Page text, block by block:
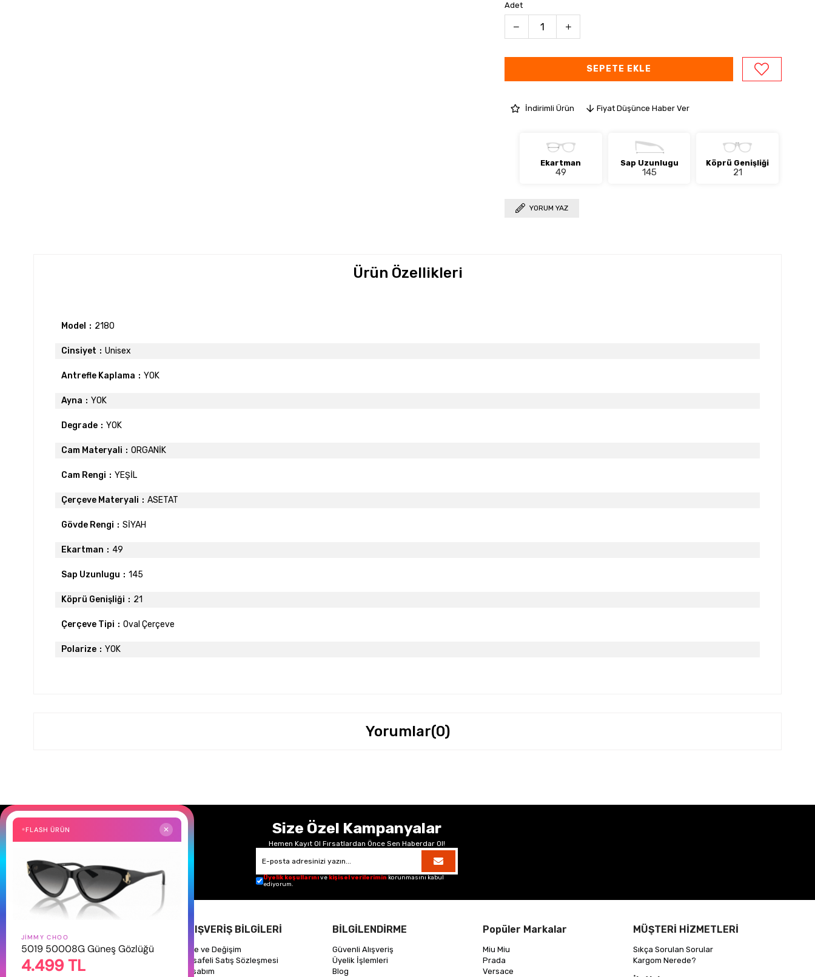
Adet
İndirimli Ürün Fiyat Düşünce Haber Ver
Ekartman
49
Sap Uzunlugu
145
Köprü Genişliği
21
YORUM YAZ
Ürün Özellikleri
Model 2180
Cinsiyet Unisex
Antrefle Kaplama YOK
Ayna YOK
Degrade YOK
Cam Materyali ORGANİK
Cam Rengi YEŞİL
Çerçeve Materyali ASETAT
Gövde Rengi SİYAH
Ekartman 49
Sap Uzunlugu 145
Köprü Genişliği 21
Çerçeve Tipi Oval Çerçeve
Polarize YOK
Yorumlar(0)
Size Özel Kampanyalar
Hemen Kayıt Ol Fırsatlardan Önce Sen Haberdar Ol!
Üyelik koşullarınıve kişisel verilerimin korunmasını kabul
ediyorum.
Hakkımızda
Gizlilik Politikası
İletişim
ALIŞVERİŞ BİLGİLERİ
İade ve Değişim
Mesafeli Satış Sözleşmesi
Hesabım
BİLGİLENDİRME
Güvenli Alışveriş
Üyelik İşlemleri
Blog
Popüler Markalar
Miu Miu
Prada
Versace
MÜŞTERİ HİZMETLERİ
Sıkça Sorulan Sorular
Kargom Nerede?
FLASH ÜRÜN ✕
JIMMY CHOO
5019 50008G Güneş Gözlüğü
4.499 TL